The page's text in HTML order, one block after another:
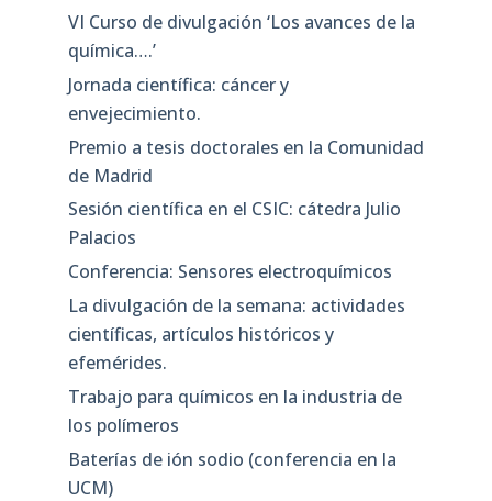
VI Curso de divulgación ‘Los avances de la
química….’
Jornada científica: cáncer y
envejecimiento.
Premio a tesis doctorales en la Comunidad
de Madrid
Sesión científica en el CSIC: cátedra Julio
Palacios
Conferencia: Sensores electroquímicos
La divulgación de la semana: actividades
científicas, artículos históricos y
efemérides.
Trabajo para químicos en la industria de
los polímeros
Baterías de ión sodio (conferencia en la
UCM)